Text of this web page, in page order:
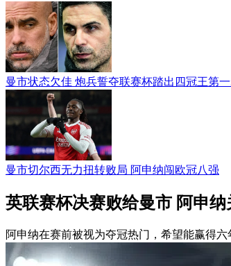
曼市状态欠佳 炮兵誓夺联赛杯踏出四冠王第
曼市切尔西无力扭转败局 阿申纳闯欧冠八强
英联赛杯决赛败给曼市 阿申
阿申纳在赛前被视为夺冠热门，希望能赢得